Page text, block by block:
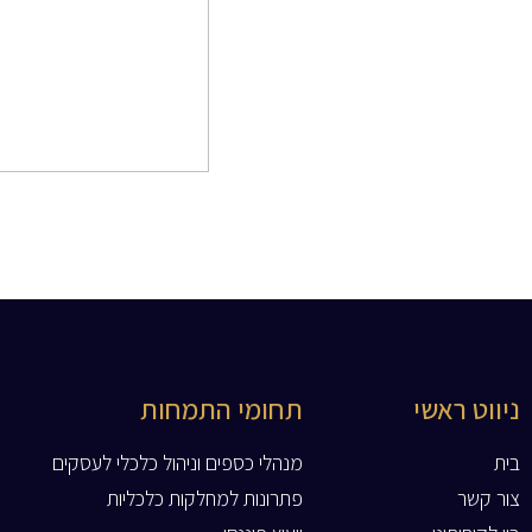
ניווט ראשי
בית
צור קשר
תחומי התמחות
מנהלי כספים וניהול כלכלי לעסקים
פתרונות למחלקות כלכליות